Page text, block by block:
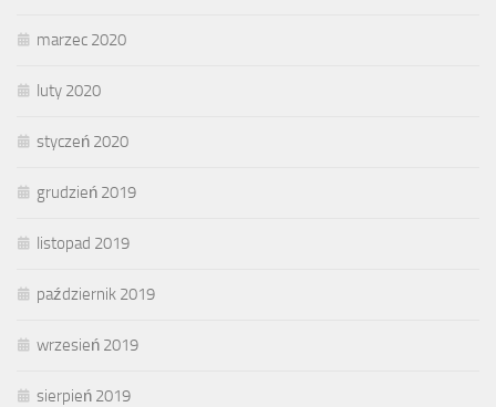
marzec 2020
luty 2020
styczeń 2020
grudzień 2019
listopad 2019
październik 2019
wrzesień 2019
sierpień 2019